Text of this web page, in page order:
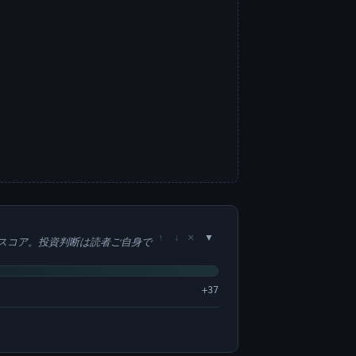
コア。投資判断は読者ご自身で ↑ ↓ ×
+37